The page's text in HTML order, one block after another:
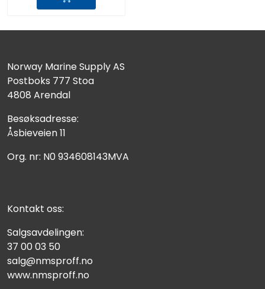
Norway Marine Supply AS
Postboks 777 Stoa
4808 Arendal
Besøksadresse:
Åsbieveien 11
Org. nr: N0 934608143MVA
Kontakt oss:
Salgsavdelingen:
37 00 03 50
salg@nmsproff.no
www.nmsproff.no